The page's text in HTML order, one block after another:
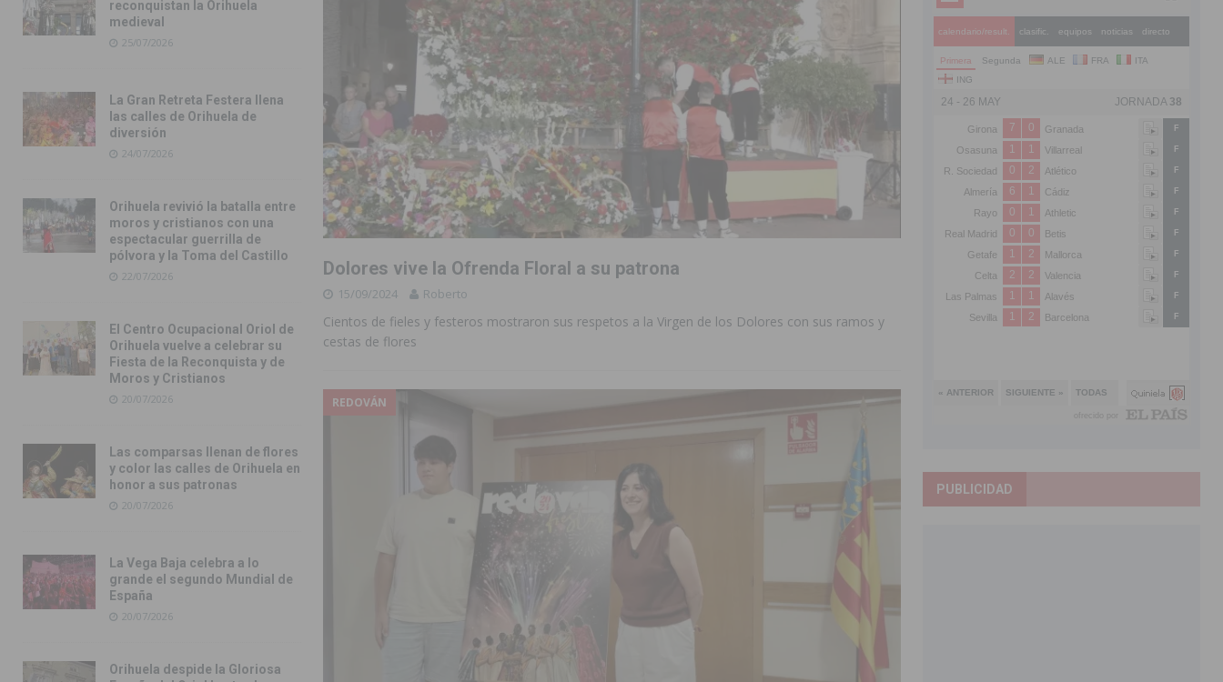
Dolores vive la Ofrenda Floral a su patrona
15/09/2024 Roberto
Cientos de fieles y festeros mostraron sus respetos a la Virgen de los Dolores con sus ramos y
cestas de flores
REDOVÁN
reconquistan la Orihuela
medieval
25/07/2026
La Gran Retreta Festera llena
las calles de Orihuela de
diversión
24/07/2026
Orihuela revivió la batalla entre
moros y cristianos con una
espectacular guerrilla de
pólvora y la Toma del Castillo
22/07/2026
El Centro Ocupacional Oriol de
Orihuela vuelve a celebrar su
Fiesta de la Reconquista y de
Moros y Cristianos
20/07/2026
Las comparsas llenan de flores
y color las calles de Orihuela en
honor a sus patronas
20/07/2026
La Vega Baja celebra a lo
grande el segundo Mundial de
España
20/07/2026
Orihuela despide la Gloriosa
PUBLICIDAD